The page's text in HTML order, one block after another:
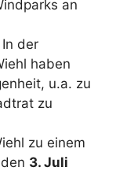
an
der
haben
u.a. zu
zu
zu einem
3. Juli